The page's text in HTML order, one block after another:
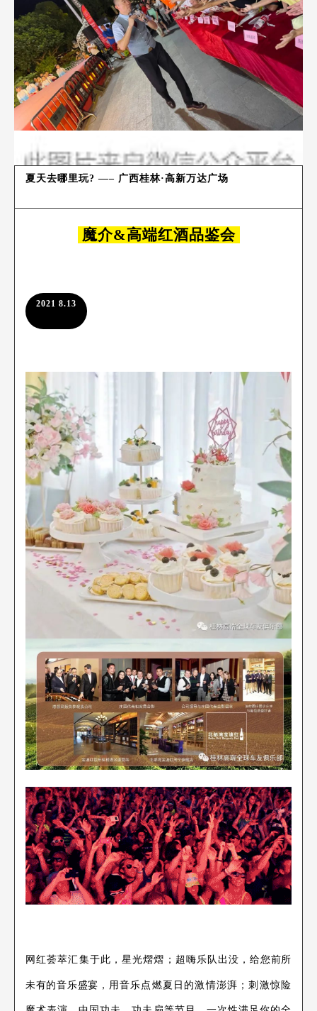
夏天去哪里玩? —– 广西桂林·高新万达广场
魔介&高端红酒品鉴会
2021 8.13
网红荟萃汇集于此，星光熠熠；超嗨乐队出没，给您前所
未有的音乐盛宴， 用音乐点燃夏日的激情澎湃；刺激惊险